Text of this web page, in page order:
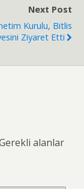
Next Post
Kurulu, Bitlis
Ziyaret Etti
alanlar